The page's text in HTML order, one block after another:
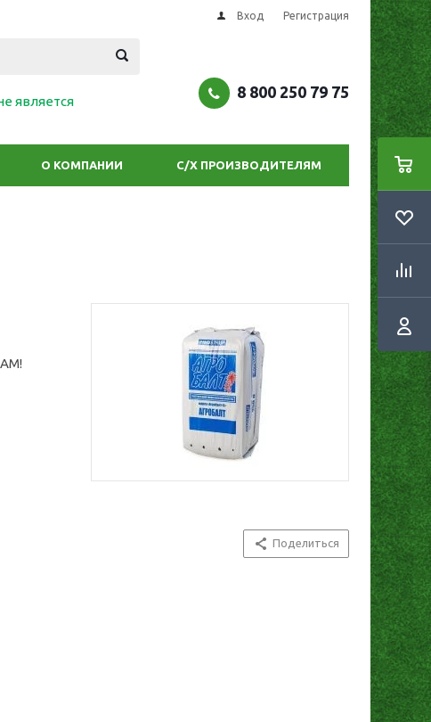
Вход Регистрация
является
8 800 250 79 75
О КОМПАНИИ С/Х ПРОИЗВОДИТЕЛЯМ
Поделиться